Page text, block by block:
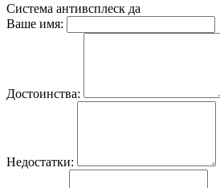
Система антивсплеск да
Ваше имя:
Достоинства:
Недостатки: